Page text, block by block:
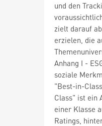
und den
zielt darauf
erzielen, die
Anhang I -
soziale
"Best-in-
Class" ist ein
einer Klasse
Ratings,